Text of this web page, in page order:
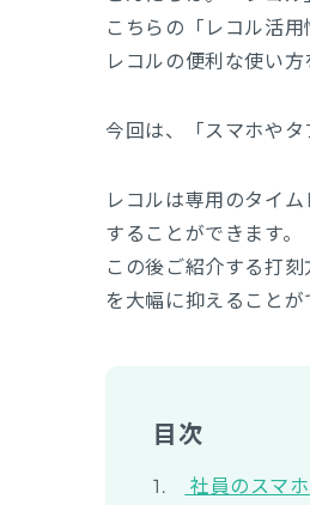
こちらの「レコル活
レコルの便利な使い
今回は、「スマホやタ
レコルは専用のタイ
することができます。
この後ご紹介する打
を大幅に抑えることが
目次
社員のスマ